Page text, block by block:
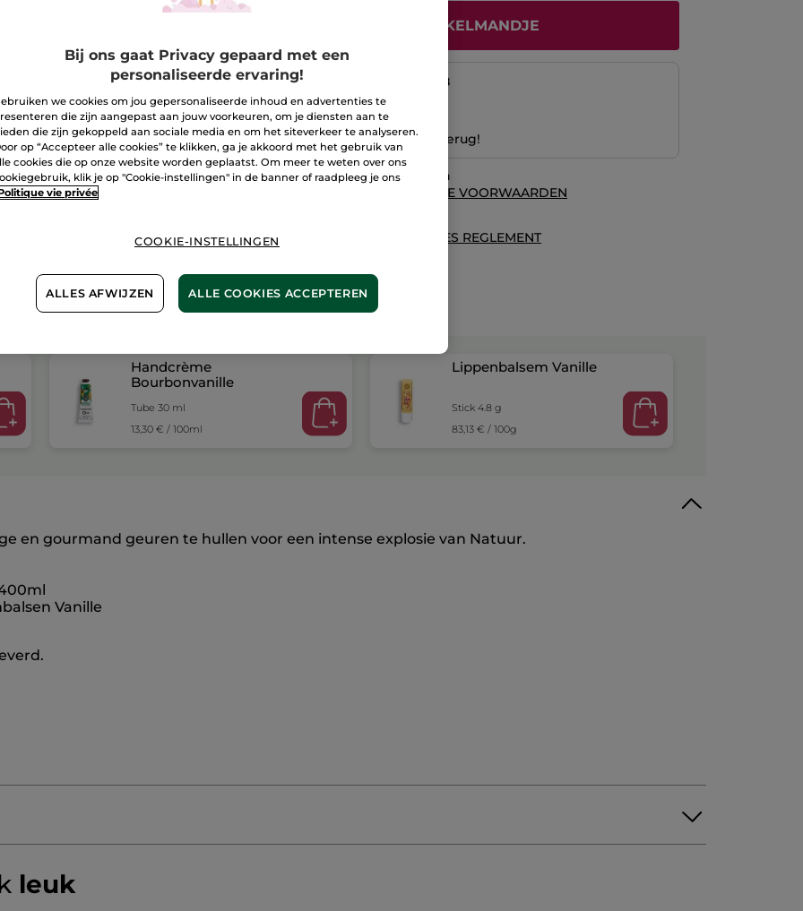
IN WINKELMANDJE
12/08
Veilige betaling
Niet tevreden? Geld terug!
Algemene Voorwaarden
LEES HIER DE ALGEMENE VOORWAARDEN
LEES KLANTENRECENSIES REGLEMENT
Handcrème
Bourbonvanille
Tube 30 ml
13,30 € / 100ml
Lippenbalsem Vanille
Stick 4.8 g
83,13 € / 100g
en gourmand geuren te hullen voor een intense explosie van Natuur.
Vanille
leuk
Bij ons gaat Privacy gepaard met een
personaliseerde ervaring!
we cookies om jou gepersonaliseerde inhoud en advertenties te
die zijn aangepast aan jouw voorkeuren, om je diensten aan te
die zijn gekoppeld aan sociale media en om het siteverkeer te analyseren.
op “Accepteer alle cookies” te klikken, ga je akkoord met het gebruik van
cookies die op onze website worden geplaatst. Om meer te weten over ons
klik je op "Cookie-instellingen" in de banner of raadpleeg je ons
vie privée
COOKIE-INSTELLINGEN
ALLES AFWIJZEN ALLE COOKIES ACCEPTEREN